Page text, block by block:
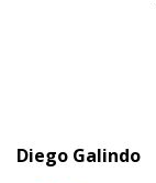
Diego Galindo